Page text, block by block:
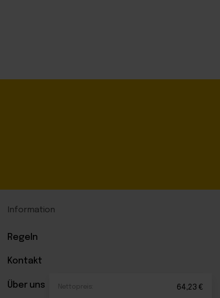
Nettopreis: 64,23 €
Information
Regeln
Kontakt
Über uns